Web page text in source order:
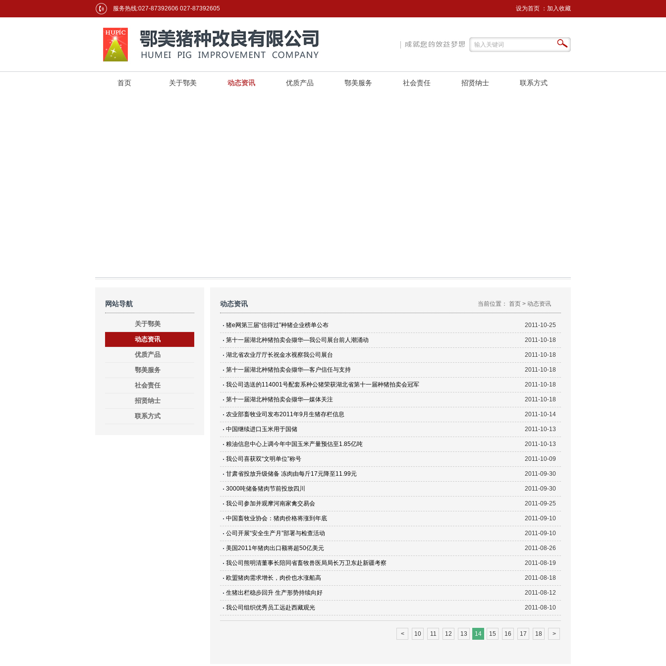
服务热线:027-87392606 027-87392605 设为首页 ： 加入收藏
首页 关于鄂美 动态资讯 优质产品 鄂美服务 社会责任 招贤纳士 联系方式
网站导航
关于鄂美
动态资讯
优质产品
鄂美服务
社会责任
招贤纳士
联系方式
动态资讯 当前位置： 首页 > 动态资讯
猪e网第三届“信得过”种猪企业榜单公布 2011-10-25
第十一届湖北种猪拍卖会撷华—我公司展台前人潮涌动 2011-10-18
湖北省农业厅厅长祝金水视察我公司展台 2011-10-18
第十一届湖北种猪拍卖会撷华—客户信任与支持 2011-10-18
我公司选送的114001号配套系种公猪荣获湖北省第十一届种猪拍卖会冠军 2011-10-18
第十一届湖北种猪拍卖会撷华—媒体关注 2011-10-18
农业部畜牧业司发布2011年9月生猪存栏信息 2011-10-14
中国继续进口玉米用于国储 2011-10-13
粮油信息中心上调今年中国玉米产量预估至1.85亿吨 2011-10-13
我公司喜获双“文明单位”称号 2011-10-09
甘肃省投放升级储备 冻肉由每斤17元降至11.99元 2011-09-30
3000吨储备猪肉节前投放四川 2011-09-30
我公司参加并观摩河南家禽交易会 2011-09-25
中国畜牧业协会：猪肉价格将涨到年底 2011-09-10
公司开展“安全生产月”部署与检查活动 2011-09-10
美国2011年猪肉出口额将超50亿美元 2011-08-26
我公司熊明清董事长陪同省畜牧兽医局局长万卫东赴新疆考察 2011-08-19
欧盟猪肉需求增长，肉价也水涨船高 2011-08-18
生猪出栏稳步回升 生产形势持续向好 2011-08-12
我公司组织优秀员工远赴西藏观光 2011-08-10
< 10 11 12 13 14 15 16 17 18 >